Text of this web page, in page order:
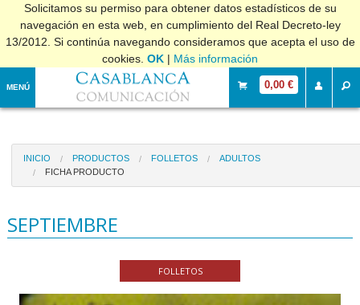
Solicitamos su permiso para obtener datos estadísticos de su
navegación en esta web, en cumplimiento del Real Decreto-ley
13/2012. Si continúa navegando consideramos que acepta el uso de
cookies. OK | Más información
MENÚ 0,00 €
INICIO PRODUCTOS FOLLETOS
ADULTOS
FICHA PRODUCTO
SEPTIEMBRE
FOLLETOS